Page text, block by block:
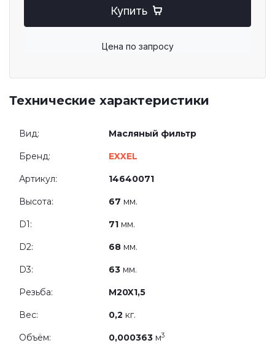
Купить
Цена по запросу
Технические характеристики
Вид: Масляный фильтр
Бренд: EXXEL
Артикул: 14640071
Высота: 67 мм.
D1: 71 мм.
D2: 68 мм.
D3: 63 мм.
Резьба: M20X1,5
Вес: 0,2 кг.
Объём: 0,000363 м3